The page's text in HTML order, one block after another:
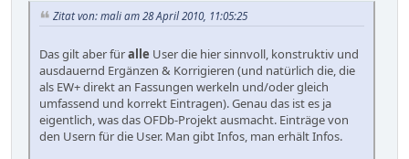
Zitat von: mali am 28 April 2010, 11:05:25
Das gilt aber füralle User die hier sinnvoll, konstruktiv und
ausdauernd Ergänzen & Korrigieren (und natürlich die, die
als EW+ direkt an Fassungen werkeln und/oder gleich
umfassend und korrekt Eintragen). Genau das ist es ja
eigentlich, was das OFDb-Projekt ausmacht. Einträge von
den Usern für die User. Man gibt Infos, man erhält Infos.